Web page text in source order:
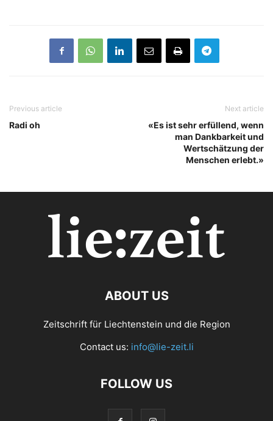
Previous article
Radi oh
Next article
«Es ist sehr erfüllend, wenn
man Dankbarkeit und
Wertschätzung der
Menschen erlebt.»
ABOUT US
Zeitschrift für Liechtenstein und die Region
Contact us: info@lie-zeit.li
FOLLOW US